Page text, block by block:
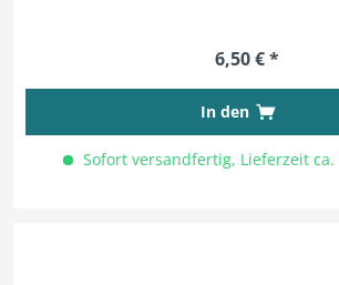
6,50 € *
In den
Sofort versandfertig, Lieferzeit ca.